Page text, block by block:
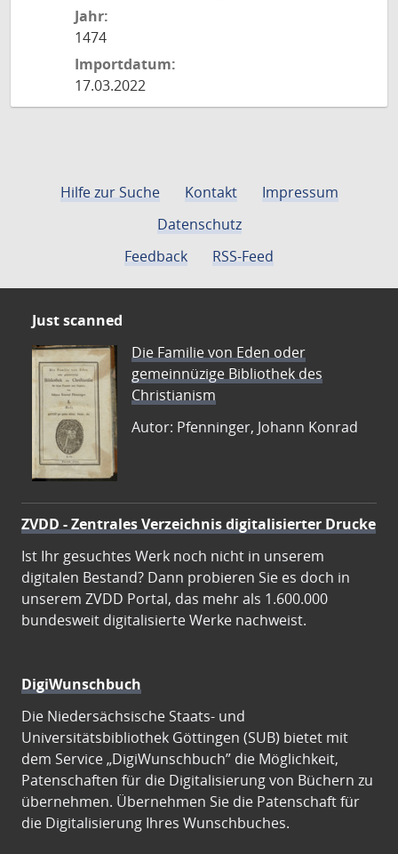
Jahr:
1474
Importdatum:
17.03.2022
Hilfe zur Suche Kontakt
Impressum
Datenschutz
Feedback
RSS-Feed
Just scanned
Die Familie von Eden oder
gemeinnüzige Bibliothek des
Christianism
Autor: Pfenninger, Johann Konrad
ZVDD - Zentrales Verzeichnis digitalisierter Drucke
Ist Ihr gesuchtes Werk noch nicht in unserem
digitalen Bestand? Dann probieren Sie es doch in
unserem ZVDD Portal, das mehr als 1.600.000
bundesweit digitalisierte Werke nachweist.
DigiWunschbuch
Die Niedersächsische Staats- und
Universitätsbibliothek Göttingen (SUB) bietet mit
dem Service „DigiWunschbuch” die Möglichkeit,
Patenschaften für die Digitalisierung von Büchern zu
übernehmen. Übernehmen Sie die Patenschaft für
die Digitalisierung Ihres Wunschbuches.